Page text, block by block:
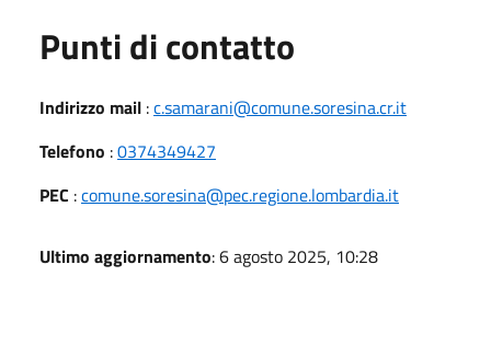
Punti di contatto
Indirizzo mail :c.samarani@comune.soresina.cr.it
Telefono :0374349427
PEC :comune.soresina@pec.regione.lombardia.it
Ultimo aggiornamento: 6 agosto 2025, 10:28